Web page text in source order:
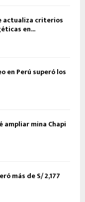
actualiza criterios
en...
en Perú superó los
ampliar mina Chapi
más de S/ 2,177